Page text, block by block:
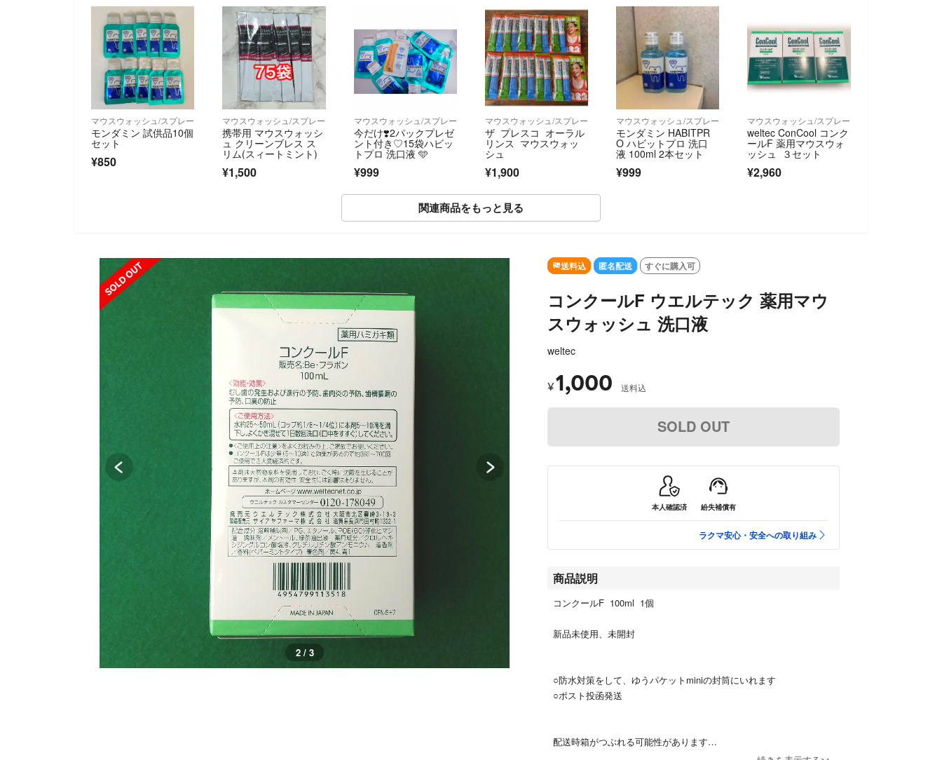
マウスウォッシュ/スプレー
モンダミン 試供品10個
セット
¥850
マウスウォッシュ/スプレー
携帯用 マウスウォッシ
ュ クリーンブレス ス
リム(スィートミント)
¥1,500
マウスウォッシュ/スプレー
今だけ❣️2パックプレゼ
ント付き♡15袋ハビッ
トプロ 洗口液 🩵
¥999
マウスウォッシュ/スプレー
ザ プレスコ オーラル
リンス マウスウォッ
シュ
¥1,900
マウスウォッシュ/スプレー
モンダミン HABITPR
O ハビットプロ 洗口
液 100ml 2本セット
¥999
マウスウォッシュ/スプレー
weltec ConCool コンク
ールF 薬用マウスウォ
ッシュ ３セット
¥2,960
関連商品をもっと見る
3 / 3
送料込 匿名配送 すぐに購入可
コンクールF ウエルテック 薬用マウ
スウォッシュ 洗口液
weltec
¥1,000 送料込
SOLD OUT
本人確認済 紛失補償有
ラクマ安心・安全への取り組み
商品説明
コンクールF 100ml 1個
新品未使用、未開封
○防水対策をして、ゆうパケットminiの封筒にいれます
○ポスト投函発送
配送時箱がつぶれる可能性があります